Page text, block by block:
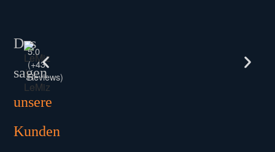
Das
sagen
unsere
Kunden
5.0
(+43
Reviews)